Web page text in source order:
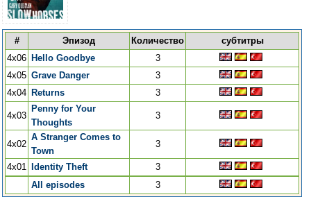
# Эпизод Количество
субтитры
4x06 Hello Goodbye
3
4x05 Grave Danger
3
4x04 Returns 3
4x03
Penny for Your
Thoughts
3
4x02
A Stranger Comes to
Town
3
4x01 Identity Theft
3
All episodes
3